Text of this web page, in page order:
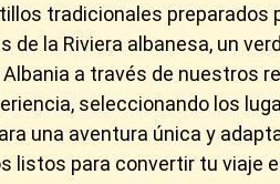
tradicionales preparados
la Riviera albanesa, un
a través de nuestros
seleccionando los
una aventura única y
listos para convertir tu viaje